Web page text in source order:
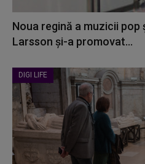
Noua regină a muzicii
Larsson și-a promovat...
DIGI LIFE